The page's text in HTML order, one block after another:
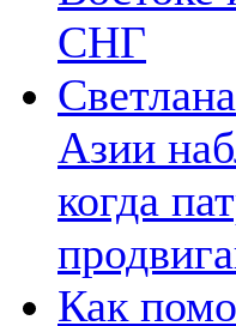
СНГ
Азии
когда
Как